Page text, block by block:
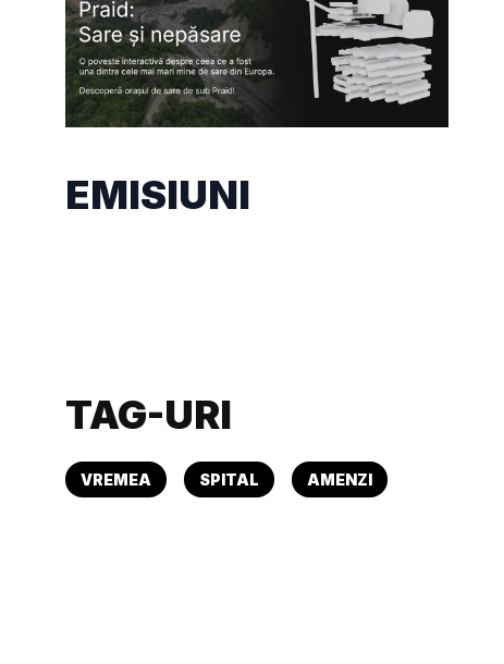
EMISIUNI
TAG-URI
VREMEA SPITAL AMENZI